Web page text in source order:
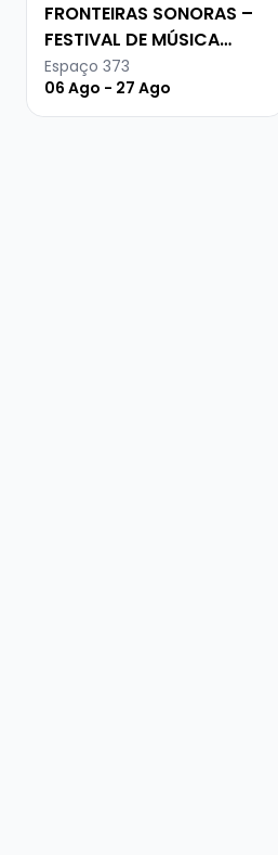
FRONTEIRAS SONORAS –
FESTIVAL DE MÚSICA
URUGUAIA
Espaço 373
06 Ago - 27 Ago